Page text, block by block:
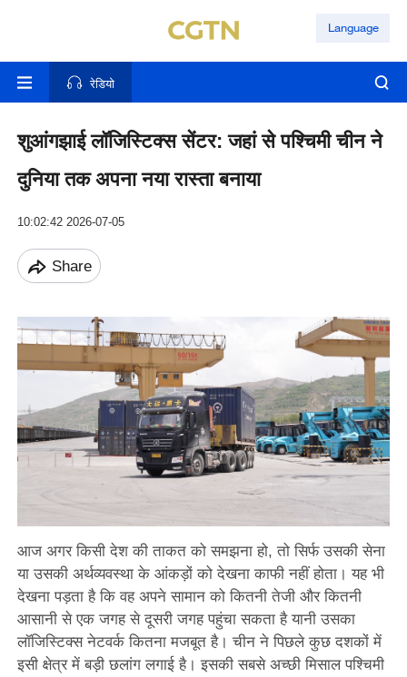
Language
रेडियो
शुआंगझाई लॉजिस्टिक्स सेंटर: जहां से पश्चिमी चीन ने
दुनिया तक अपना नया रास्ता बनाया
10:02:42 2026-07-05
Share
आज अगर किसी देश की ताकत को समझना हो, तो सिर्फ उसकी सेना
या उसकी अर्थव्यवस्था के आंकड़ों को देखना काफी नहीं होता। यह भी
देखना पड़ता है कि वह अपने सामान को कितनी तेजी और कितनी
आसानी से एक जगह से दूसरी जगह पहुंचा सकता है यानी उसका
लॉजिस्टिक्स नेटवर्क कितना मजबूत है। चीन ने पिछले कुछ दशकों में
इसी क्षेत्र में बड़ी छलांग लगाई है। इसकी सबसे अच्छी मिसाल पश्चिमी